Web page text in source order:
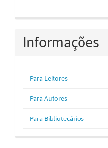
Informações
Para Leitores
Para Autores
Para Bibliotecários